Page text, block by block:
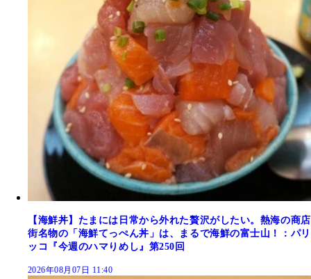
【海鮮丼】たまには日常から外れた贅沢がしたい。熱海の商店
街名物の「海鮮てっぺん丼」は、まるで海鮮の富士山！：パリ
ッコ『今週のハマりめし』第250回
2026年08月07日 11:40